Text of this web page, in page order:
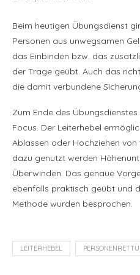
Beim heutigen Übungsdienst
Personen aus unwegsamen
das Einbinden bzw. das
der Trage geübt. Auch das
die damit verbundene
Zum Ende des
Focus. Der Leiterhebel
Ablassen oder Hochziehen
dazu genutzt werden
Überwinden. Das genaue
ebenfalls praktisch geübt und
Methode wurden besprochen.
LEITERHEBEL